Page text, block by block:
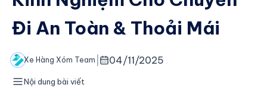
Đi An Toàn & Thoải Mái
Xe Hàng Xóm Team 04/11/2025
Nội dung bài viết